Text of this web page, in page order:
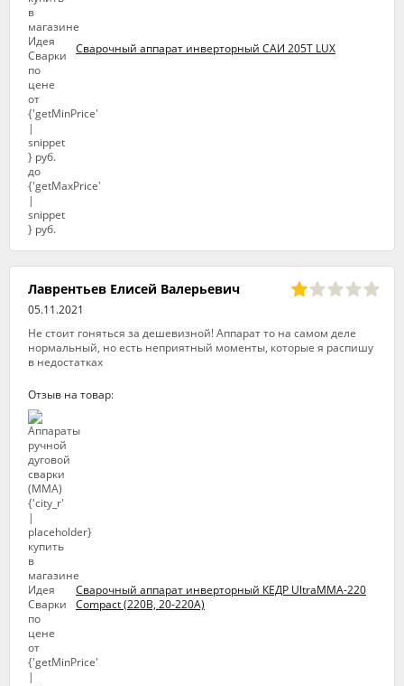
Сварочный аппарат инверторный САИ 205Т LUX
Лаврентьев Елисей Валерьевич
05.11.2021
Не стоит гоняться за дешевизной! Аппарат то на самом деле
нормальный, но есть неприятный моменты, которые я распишу
в недостатках
Отзыв на товар:
Сварочный аппарат инверторный КЕДР UltraMMA-220
Compact (220В, 20-220А)